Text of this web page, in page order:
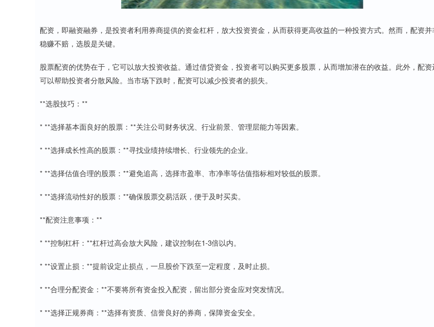
配资，即融资融券，是投资者利用券商提供的资金杠杆，放大投资资金，从而获得更高收益的一种投资方式。然而，配资并
稳赚不赔，选股是关键。
股票配资的优势在于，它可以放大投资收益。通过借贷资金，投资者可以购买更多股票，从而增加潜在的收益。此外，配资
可以帮助投资者分散风险。当市场下跌时，配资可以减少投资者的损失。
**选股技巧：**
* **选择基本面良好的股票：**关注公司财务状况、行业前景、管理层能力等因素。
* **选择成长性高的股票：**寻找业绩持续增长、行业领先的企业。
* **选择估值合理的股票：**避免追高，选择市盈率、市净率等估值指标相对较低的股票。
* **选择流动性好的股票：**确保股票交易活跃，便于及时买卖。
**配资注意事项：**
* **控制杠杆：**杠杆过高会放大风险，建议控制在1-3倍以内。
* **设置止损：**提前设定止损点，一旦股价下跌至一定程度，及时止损。
* **合理分配资金：**不要将所有资金投入配资，留出部分资金应对突发情况。
* **选择正规券商：**选择有资质、信誉良好的券商，保障资金安全。